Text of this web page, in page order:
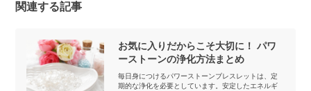
関連する記事
お気に入りだからこそ大切に！ パワ
ーストーンの浄化方法まとめ
毎日身につけるパワーストーンブレスレットは、定
期的な浄化を必要としています。安定したエネルギ